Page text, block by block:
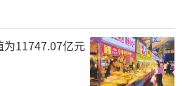
立体“突围”，
融合活力迸发
11747.07亿元